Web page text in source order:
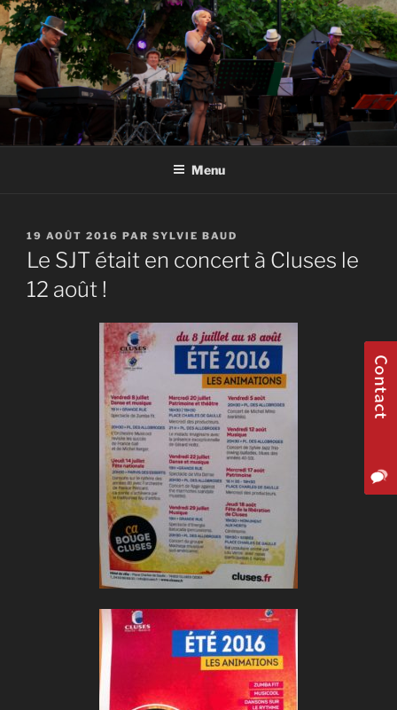
Aller
au
contenu
principal
GROUPE JAZZ HAUTE SAVOIE
Groupe Jazz 74 Thonon Douvaine Geneve Haute Savoie Annecy
Menu
PUBLIÉ
LE
19 AOÛT 2016 PAR SYLVIE BAUD
Le SJT était en concert à Cluses le
12 août !